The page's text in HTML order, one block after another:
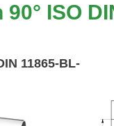
ISO
11865-BL-